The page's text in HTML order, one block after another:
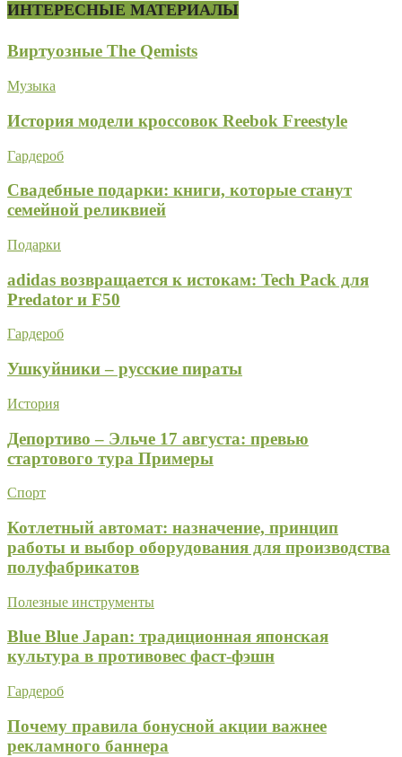
ИНТЕРЕСНЫЕ МАТЕРИАЛЫ
Виртуозные The Qemists
Музыка
История модели кроссовок Reebok Freestyle
Гардероб
Свадебные подарки: книги, которые станут
семейной реликвией
Подарки
adidas возвращается к истокам: Tech Pack для
Predator и F50
Гардероб
Ушкуйники – русские пираты
История
Депортиво – Эльче 17 августа: превью
стартового тура Примеры
Спорт
Котлетный автомат: назначение, принцип
работы и выбор оборудования для производства
полуфабрикатов
Полезные инструменты
Blue Blue Japan: традиционная японская
культура в противовес фаст-фэшн
Гардероб
Почему правила бонусной акции важнее
рекламного баннера